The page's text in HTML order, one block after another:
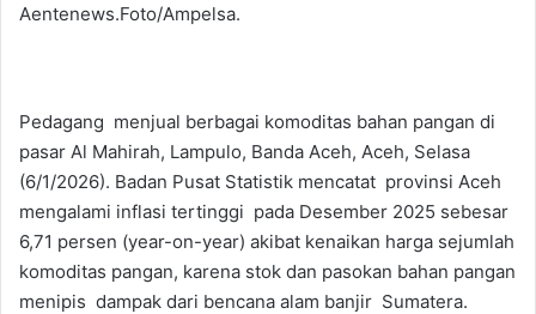
Aentenews.Foto/Ampelsa.
Pedagang menjual berbagai komoditas bahan pangan di
pasar Al Mahirah, Lampulo, Banda Aceh, Aceh, Selasa
(6/1/2026). Badan Pusat Statistik mencatat provinsi Aceh
mengalami inflasi tertinggi pada Desember 2025 sebesar
6,71 persen (year-on-year) akibat kenaikan harga sejumlah
komoditas pangan, karena stok dan pasokan bahan pangan
menipis dampak dari bencana alam banjir Sumatera.